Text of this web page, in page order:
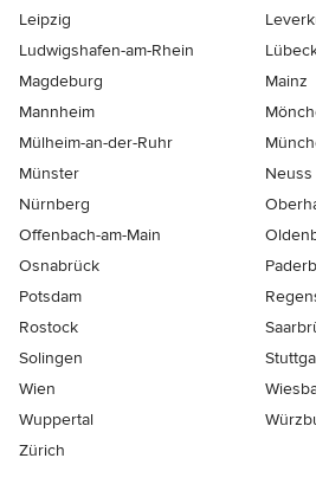
Leipzig
Ludwigshafen-am-Rhein
Magdeburg
Mainz
Mannheim
Mülheim-an-der-Ruhr
Münster
Neuss
Nürnberg
Offenbach-am-Main
Osnabrück
Potsdam
Rostock
Solingen
Wien
Wuppertal
Zürich